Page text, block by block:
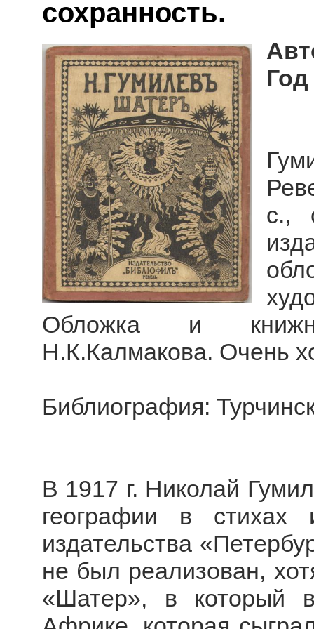
сохранность.
с.,
Обложка и
Н.К.Калмакова. Очень
Библиография:
В 1917 г. Николай
географии в
издательства
не был реализован,
«Шатер», в который